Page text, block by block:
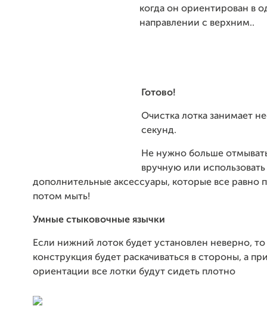
когда он ориентирован в
направлении с верхним..
Готово!
Очистка лотка занимает
секунд.
Не нужно больше
вручную или использовать
дополнительные аксессуары, которые все равно
потом мыть!
Умные стыковочные язычки
Если нижний лоток будет установлен неверно, то
конструкция будет раскачиваться в стороны, а
ориентации все лотки будут сидеть плотно